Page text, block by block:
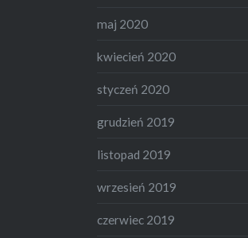
maj 2020
kwiecień 2020
styczeń 2020
grudzień 2019
listopad 2019
wrzesień 2019
czerwiec 2019